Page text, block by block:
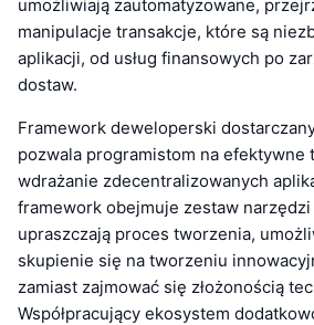
umożliwiają zautomatyzowane,
manipulacje transakcje, które są
aplikacji, od usług finansowych po
dostaw.
Framework deweloperski
pozwala programistom na efektywne
wdrażanie zdecentralizowanych
framework obejmuje zestaw
upraszczają proces tworzenia,
skupienie się na tworzeniu
zamiast zajmować się złożonością
Współpracujący ekosystem